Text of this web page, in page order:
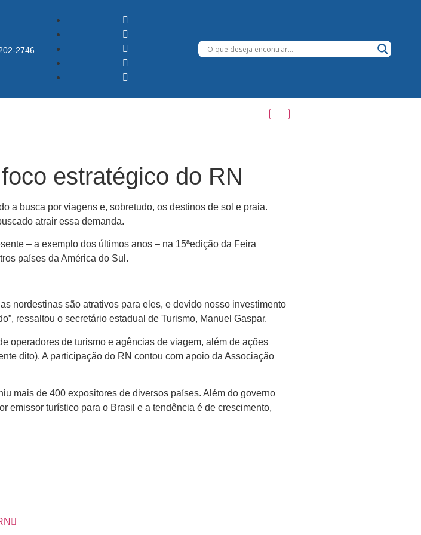
2746
estratégico do RN
a busca por viagens e, sobretudo, os destinos de sol e praia.
atrair essa demanda.
– a exemplo dos últimos anos – na 15ªedição da Feira
países da América do Sul.
nordestinas são atrativos para eles, e devido nosso investimento
ressaltou o secretário estadual de Turismo, Manuel Gaspar.
operadores de turismo e agências de viagem, além de ações
dito). A participação do RN contou com apoio da Associação
mais de 400 expositores de diversos países. Além do governo
emissor turístico para o Brasil e a tendência é de crescimento,